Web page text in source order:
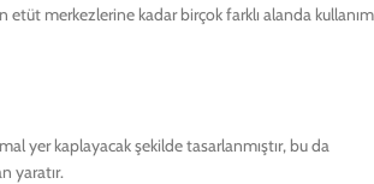
etüt merkezlerine kadar birçok farklı alanda kullanım
yer kaplayacak şekilde tasarlanmıştır, bu da
yaratır.